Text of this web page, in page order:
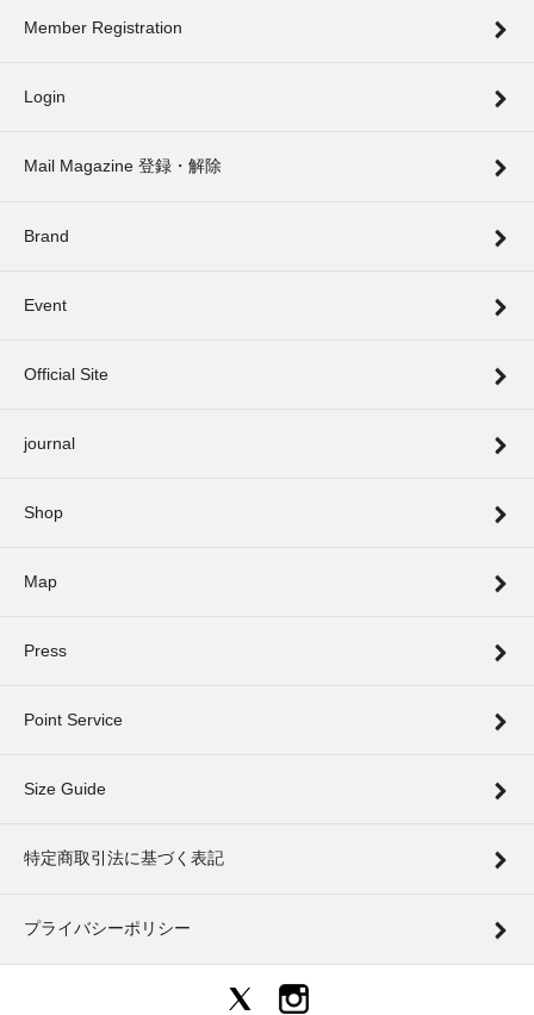
Member Registration
Login
Mail Magazine 登録・解除
Brand
Event
Official Site
journal
Shop
Map
Press
Point Service
Size Guide
特定商取引法に基づく表記
プライバシーポリシー